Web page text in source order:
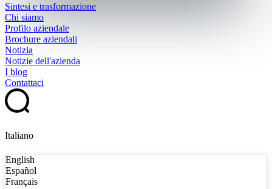
Sintesi e trasformazione
Chi siamo
Profilo aziendale
Brochure aziendali
Notizia
Notizie dell'azienda
I blog
Contattaci
Italiano
English
Español
Français